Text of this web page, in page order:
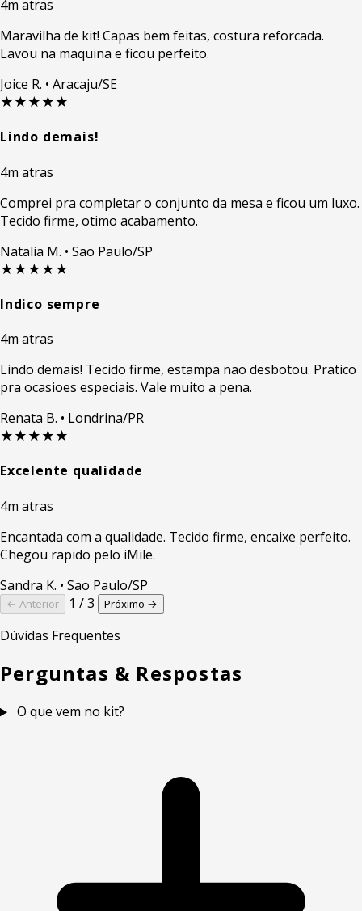
4m atras
Maravilha de kit! Capas bem feitas, costura reforcada.
Lavou na maquina e ficou perfeito.
Joice R. • Aracaju/SE
★★★★★
Lindo demais!
4m atras
Comprei pra completar o conjunto da mesa e ficou um luxo.
Tecido firme, otimo acabamento.
Natalia M. • Sao Paulo/SP
★★★★★
Indico sempre
4m atras
Lindo demais! Tecido firme, estampa nao desbotou. Pratico
pra ocasioes especiais. Vale muito a pena.
Renata B. • Londrina/PR
★★★★★
Excelente qualidade
4m atras
Encantada com a qualidade. Tecido firme, encaixe perfeito.
Chegou rapido pelo iMile.
Sandra K. • Sao Paulo/SP
← Anterior 1 / 3 Próximo →
Dúvidas Frequentes
Perguntas & Respostas
O que vem no kit?